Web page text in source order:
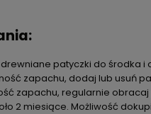
patyczki do środka
zapachu, dodaj lub usuń
zapachu, regularnie obracaj
2 miesiące. Możliwość